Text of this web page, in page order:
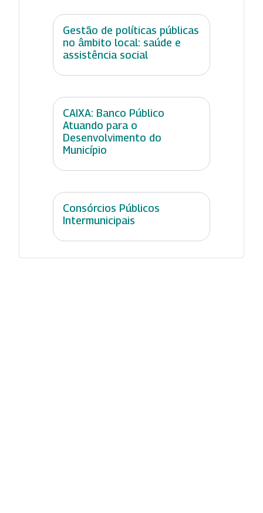
Gestão de políticas públicas
no âmbito local: saúde e
assistência social
CAIXA: Banco Público
Atuando para o
Desenvolvimento do
Município
Consórcios Públicos
Intermunicipais